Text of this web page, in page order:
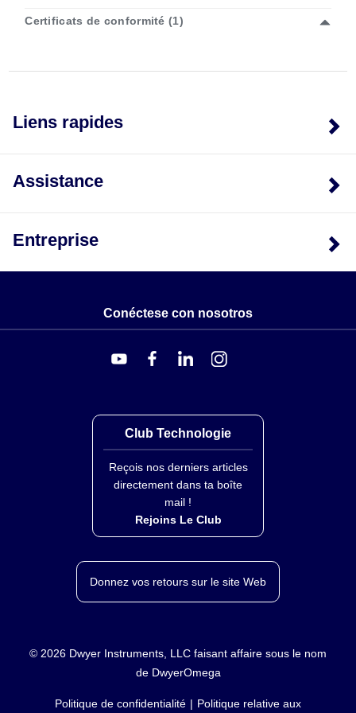
Certificats de conformité (1)
Liens rapides
Assistance
Entreprise
Conéctese con nosotros
Club Technologie
Reçois nos derniers articles
directement dans ta boîte
mail !
Rejoins Le Club
Donnez vos retours sur le site Web
© 2026 Dwyer Instruments, LLC faisant affaire sous le nom
de DwyerOmega
Politique de confidentialité Politique relative aux